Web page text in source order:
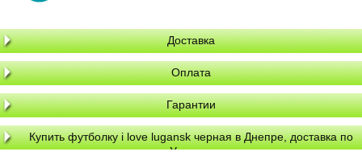
Доставка
Оплата
Гарантии
Купить футболку i love lugansk черная в Днепре, доставка по
Украине